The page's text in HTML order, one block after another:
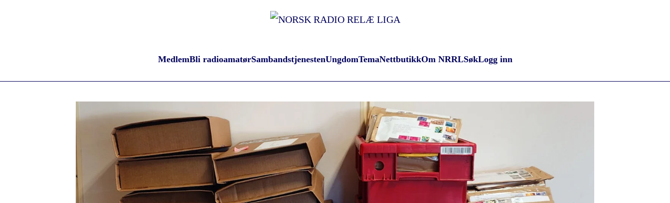
MedlemBli radioamatørSambandstjenestenUngdomTemaNettbutikkOm NRRLSøkLogg inn